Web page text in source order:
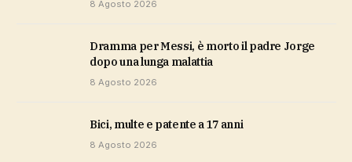
8 Agosto 2026
Dramma per Messi, è morto il padre Jorge
dopo una lunga malattia
8 Agosto 2026
bici, multe e patente a 17 anni
8 Agosto 2026